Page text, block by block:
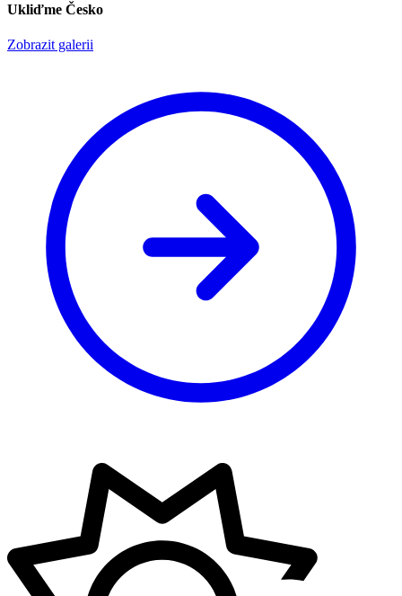
Ukliďme Česko
Zobrazit galerii